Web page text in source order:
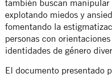
también buscan
explotando miedos y
fomentando la
personas con
identidades de género
El documento presentado